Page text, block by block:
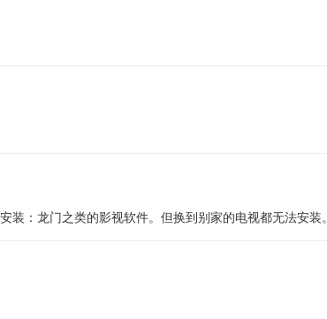
装：龙门之类的影视软件。但换到别家的电视都无法安装。